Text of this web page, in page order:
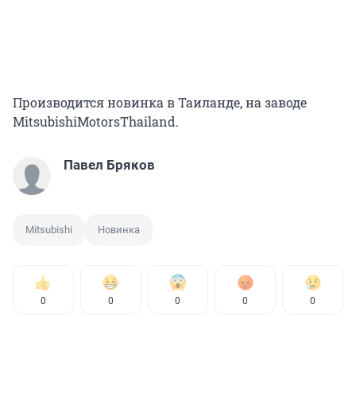
Производится новинка в Таиланде, на заводе
MitsubishiMotorsThailand.
Павел Бряков
Mitsubishi Новинка
0 0 0 0 0